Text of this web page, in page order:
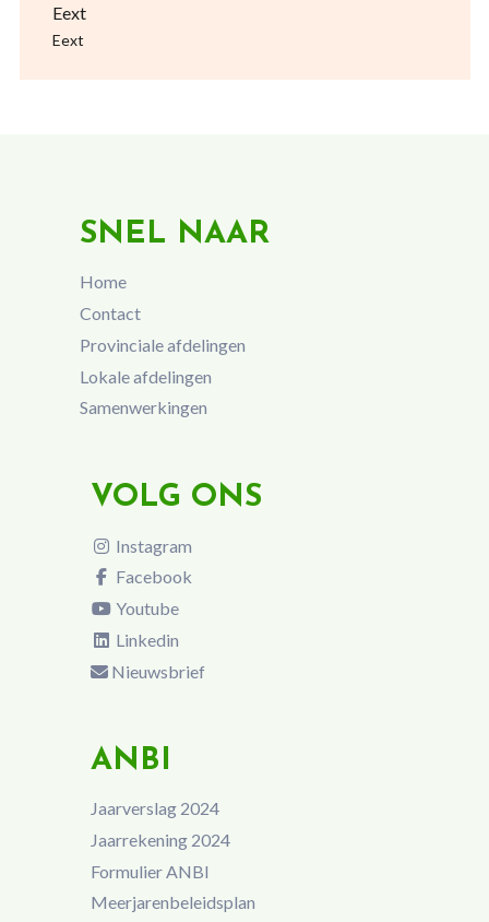
Eext
Eext
SNEL NAAR
Home
Contact
Provinciale afdelingen
Lokale afdelingen
Samenwerkingen
VOLG ONS
Instagram
Facebook
Youtube
Linkedin
Nieuwsbrief
ANBI
Jaarverslag 2024
Jaarrekening 2024
Formulier ANBI
Meerjarenbeleidsplan